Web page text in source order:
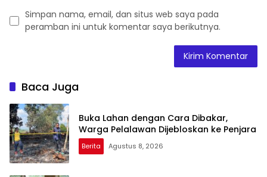
Simpan nama, email, dan situs web saya pada
peramban ini untuk komentar saya berikutnya.
Baca Juga
Buka Lahan dengan Cara Dibakar,
Warga Pelalawan Dijebloskan ke Penjara
Berita Agustus 8, 2026